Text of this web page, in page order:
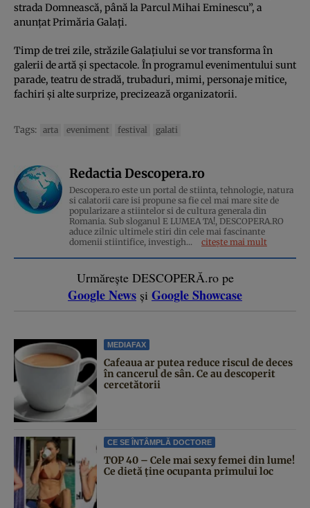
strada Domnească, până la Parcul Mihai Eminescu”, a
anunțat Primăria Galați.
Timp de trei zile, străzile Galațiului se vor transforma în
galerii de artă și spectacole. În programul evenimentului sunt
parade, teatru de stradă, trubaduri, mimi, personaje mitice,
fachiri și alte surprize, precizează organizatorii.
Tags: arta eveniment festival galati
Redactia Descopera.ro
Descopera.ro este un portal de stiinta, tehnologie, natura
si calatorii care isi propune sa fie cel mai mare site de
popularizare a stiintelor si de cultura generala din
Romania. Sub sloganul E LUMEA TA!, DESCOPERA.RO
aduce zilnic ultimele stiri din cele mai fascinante
domenii stiintifice, investigh...
citește mai mult
Urmărește DESCOPERĂ.ro pe
Google News și Google Showcase
MEDIAFAX
Cafeaua ar putea reduce riscul de deces
în cancerul de sân. Ce au descoperit
cercetătorii
CE SE ÎNTÂMPLĂ DOCTORE
TOP 40 – Cele mai sexy femei din lume!
Ce dietă ține ocupanta primului loc